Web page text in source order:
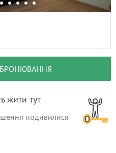
жити тут
подивилися